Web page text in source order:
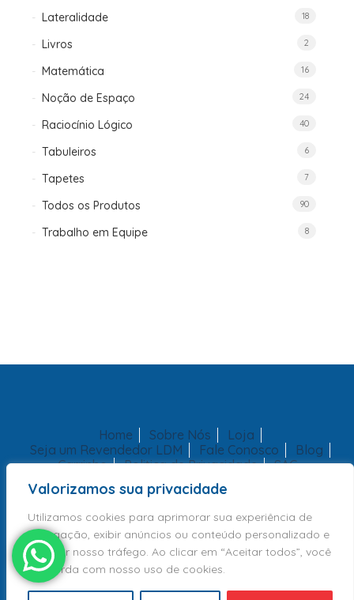
Valorizamos sua privacidade
Utilizamos cookies para aprimorar sua experiência de
navegação, exibir anúncios ou conteúdo personalizado e
analisar nosso tráfego. Ao clicar em “Aceitar todos”, você
concorda com nosso uso de cookies.
Lateralidade 18
Livros 2
Matemática 16
Noção de Espaço 24
Raciocínio Lógico 40
Tabuleiros 6
Tapetes 7
Todos os Produtos 90
Trabalho em Equipe 8
Home Sobre Nós
Loja
Seja um Revendedor LDM
Fale Conosco
Blog
Carrinho
Politica de Privacidade SAC
Copyright 2026 - LDM Brinquedos Educativos | Todos Direitos